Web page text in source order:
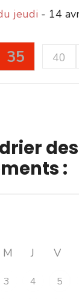
jeudi - 14
35 40
des
:
M J V
3 4 5